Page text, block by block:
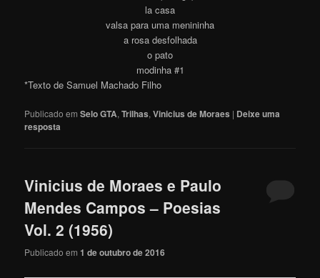
la casa
valsa para uma menininha
a rosa desfolhada
o pato
modinha #1
*Texto de Samuel Machado Filho
Publicado em Selo GTA,Trilhas,Vinicius de Moraes | Deixe uma
resposta
Vinicius de Moraes e Paulo
Mendes Campos – Poesias
Vol. 2 (1956)
Publicado em1 de outubro de 2016